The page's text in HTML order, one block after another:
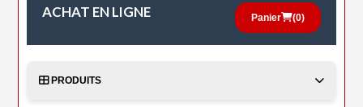
ACHAT EN LIGNE Panier (0)
PRODUITS